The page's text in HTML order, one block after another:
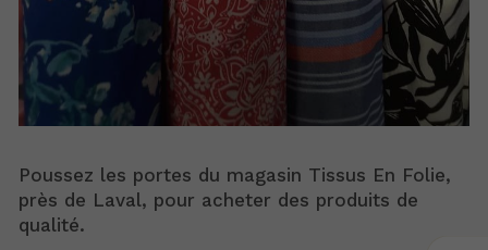
Poussez les portes du magasin Tissus En Folie,
près de Laval, pour acheter des produits de
qualité.